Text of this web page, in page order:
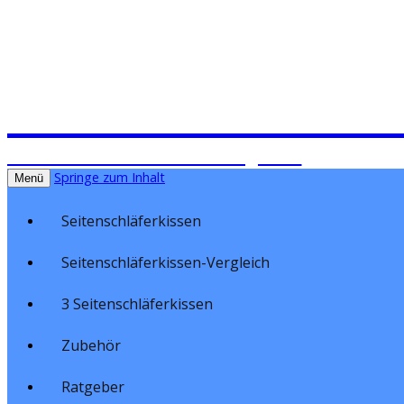
Menü Springe zum Inhalt
Seitenschläferkissen
Seitenschläferkissen-Vergleich
3 Seitenschläferkissen
Zubehör
Ratgeber